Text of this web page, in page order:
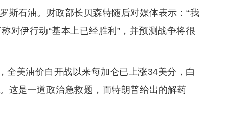
斯石油。财政部长贝森特随后对媒体表示：“我
对伊行动“基本上已经胜利”，并预测战争将很
全美油价自开战以来每加仑已上涨34美分，白
这是一道政治急救题，而特朗普给出的解药